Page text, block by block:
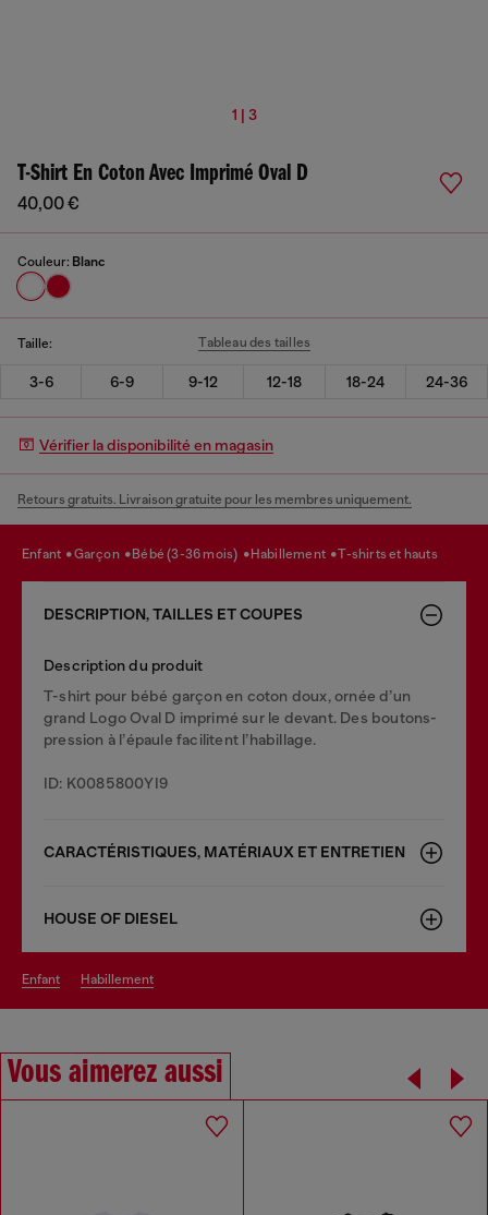
1 | 3
T-Shirt En Coton Avec Imprimé Oval D
40,00 €
Couleur: Blanc
Taille: Tableau des tailles
3-6 6-9 9-12 12-18 18-24 24-36
Vérifier la disponibilité en magasin
Retours gratuits. Livraison gratuite pour les membres uniquement.
enfant garçon bébé (3-36 mois) habillement t-shirts et hauts
DESCRIPTION, TAILLES ET COUPES
Description du produit
T-shirt pour bébé garçon en coton doux, ornée d’un
grand Logo Oval D imprimé sur le devant. Des boutons-
pression à l’épaule facilitent l’habillage.
ID: K0085800YI9
CARACTÉRISTIQUES, MATÉRIAUX ET ENTRETIEN
HOUSE OF DIESEL
enfant habillement
Vous aimerez aussi